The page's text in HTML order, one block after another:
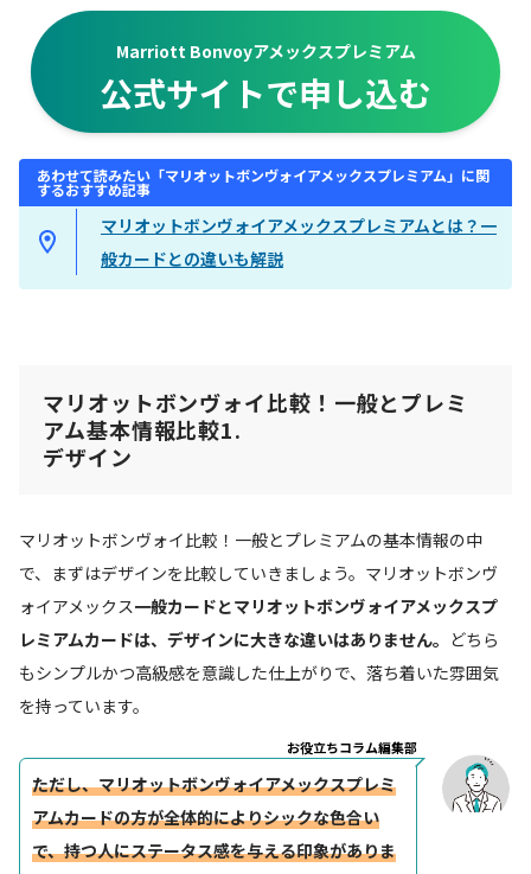
Marriott Bonvoyアメックスプレミアム
公式サイトで申し込む
あわせて読みたい「マリオットボンヴォイアメックスプレミアム」に関
するおすすめ記事
マリオットボンヴォイアメックスプレミアムとは？一
般カードとの違いも解説
マリオットボンヴォイ比較！一般とプレミ
アム基本情報比較1.
デザイン
マリオットボンヴォイ比較！一般とプレミアムの基本情報の中
で、まずはデザインを比較していきましょう。マリオットボンヴ
ォイアメックス一般カードとマリオットボンヴォイアメックスプ
レミアムカードは、デザインに大きな違いはありません。 どちら
もシンプルかつ高級感を意識した仕上がりで、落ち着いた雰囲気
を持っています。
お役立ちコラム編集部
ただし、マリオットボンヴォイアメックスプレミ
アムカードの方が全体的によりシックな色合い
で、持つ人にステータス感を与える印象がありま